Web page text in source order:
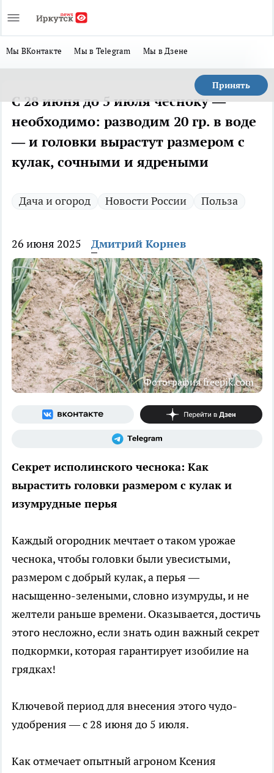
Мы ВКонтакте Мы в Telegram Мы в Дзене
Принять
С 28 июня до 5 июля чесноку —
необходимо: разводим 20 гр. в воде
— и головки вырастут размером с
кулак, сочными и ядреными
Дача и огород Новости России Польза
26 июня 2025 Дмитрий Корнев
Фотография freepik.com
Секрет исполинского чеснока: Как
вырастить головки размером с кулак и
изумрудные перья
Каждый огородник мечтает о таком урожае
чеснока, чтобы головки были увесистыми,
размером с добрый кулак, а перья —
насыщенно-зелеными, словно изумруды, и не
желтели раньше времени. Оказывается, достичь
этого несложно, если знать один важный секрет
подкормки, которая гарантирует изобилие на
грядках!
Ключевой период для внесения этого чудо-
удобрения — с 28 июня до 5 июля.
Как отмечает опытный агроном Ксения